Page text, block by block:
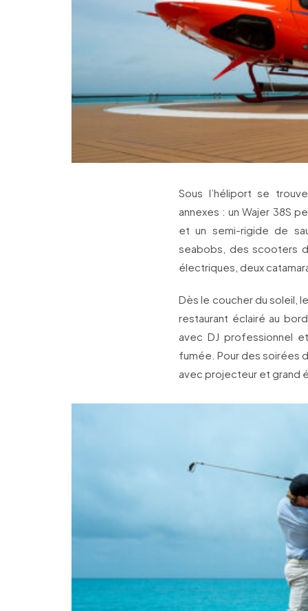
Sous l’héliport se
annexes : un Wajer 38S
et un semi-rigide de
seabobs, des scooters
électriques, deux
Dès le coucher du soleil,
restaurant éclairé au
avec DJ professionnel
fumée. Pour des soirées
avec projecteur et grand